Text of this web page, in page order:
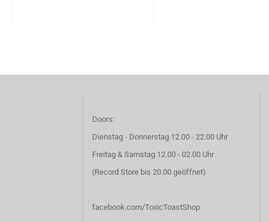
Doors:
Dienstag - Donnerstag 12.00 - 22.00 Uhr
Freitag & Samstag 12.00 - 02.00 Uhr
(Record Store bis 20.00 geöffnet)
facebook.com/ToxicToastShop